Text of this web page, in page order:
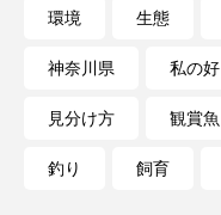
バンドウイルカ
ヒドラ ヒメマ
環境 生態
神奈川県 私の
見分け方 観賞魚
釣り 飼育